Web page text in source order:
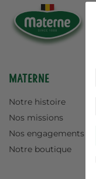
Materne
Notre histoire
Nos missions
Nos engagements
Notre boutique